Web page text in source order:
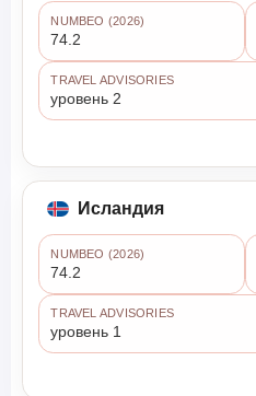
NUMBEO (2026)
74.2
TRAVEL ADVISORIES
уровень 2
Исландия
NUMBEO (2026)
74.2
TRAVEL ADVISORIES
уровень 1